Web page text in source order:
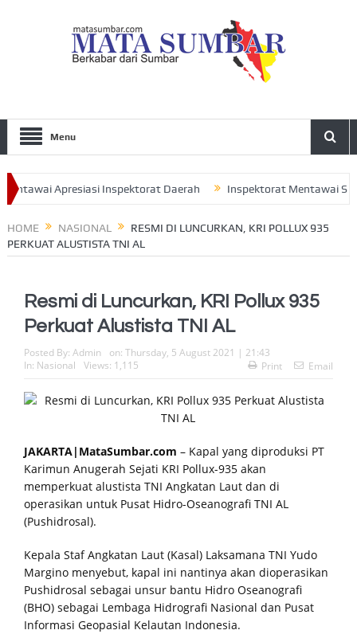
Menu
Apresiasi Inspektorat Daerah Inspektorat Mentawai
HOME NASIONAL
RESMI DI LUNCURKAN, KRI POLLUX 935
PERKUAT ALUSTISTA TNI AL
Resmi di Luncurkan, KRI Pollux 935
Perkuat Alustista TNI AL
Posted By: Admin on: Thursday, 5 August 2021 | 21:43
In: Nasional Views: 1,115 Print Email
JAKARTA|MataSumbar.com – Kapal yang diproduksi PT
Karimun Anugerah Sejati KRI Pollux-935 akan
memperkuat alustista TNI Angkatan Laut dan di
operasikan untuk Pusat Hidro-Oseanografi TNI AL
(Pushidrosal).
Kepala Staf Angkatan Laut (Kasal) Laksamana TNI Yudo
Margino menyebut, kapal ini nantinya akan dioperasikan
Pushidrosal sebagai unsur bantu Hidro Oseanografi
(BHO) sebagai Lembaga Hidrografi Nasional dan Pusat
Informasi Geopasial Kelautan Indonesia.